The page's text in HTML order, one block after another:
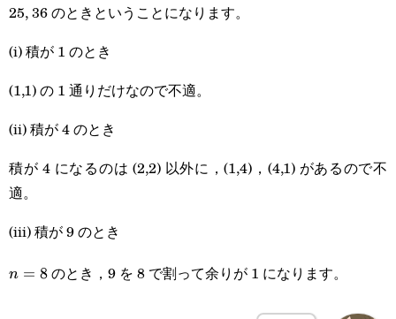
25, 36 のときということになります。
(i) 積が 1 のとき
(1,1) の 1 通りだけなので不適。
(ii) 積が 4 のとき
積が 4 になるのは (2,2) 以外に，(1,4)，(4,1) があるので不
適。
(iii) 積が 9 のとき
n=8
n = 8のとき，9 を 8 で割って余りが 1 になります。